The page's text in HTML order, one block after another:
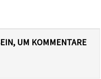
UM KOMMENTARE